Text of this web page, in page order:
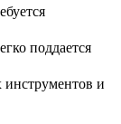
поддается
инструментов и